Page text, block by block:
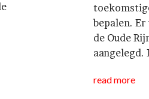
bepalen.
de Oude
aangelegd.
read more